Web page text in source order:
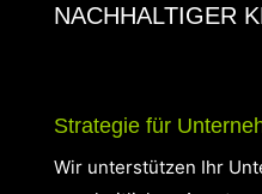
NACHHALTIGER
Strategie für
Wir unterstützen Ihr